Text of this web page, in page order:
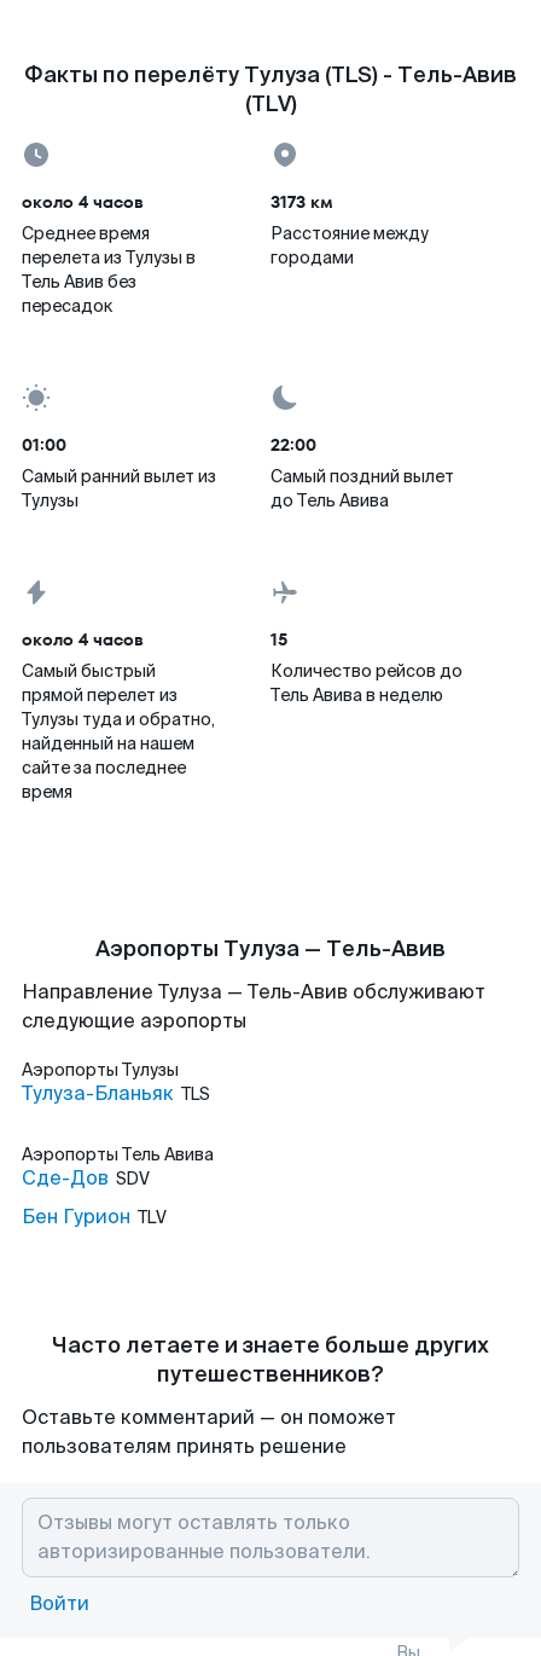
Факты по перелёту Тулуза (TLS) - Тель-Авив
(TLV)
около 4 часов
Среднее время
перелета из Тулузы в
Тель Авив без
пересадок
3173 км
Расстояние между
городами
01:00
Самый ранний вылет из
Тулузы
22:00
Самый поздний вылет
до Тель Авива
около 4 часов
Самый быстрый
прямой перелет из
Тулузы туда и обратно,
найденный на нашем
сайте за последнее
время
15
Количество рейсов до
Тель Авива в неделю
Аэропорты Тулуза — Тель-Авив
Направление Тулуза — Тель-Авив обслуживают
следующие аэропорты
Аэропорты Тулузы
Тулуза-Бланьяк TLS
Аэропорты Тель Авива
Сде-Дов SDV
Бен Гурион TLV
Часто летаете и знаете больше других
путешественников?
Оставьте комментарий — он поможет
пользователям принять решение
Войти